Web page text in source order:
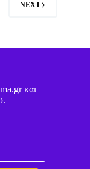
NEXT
και